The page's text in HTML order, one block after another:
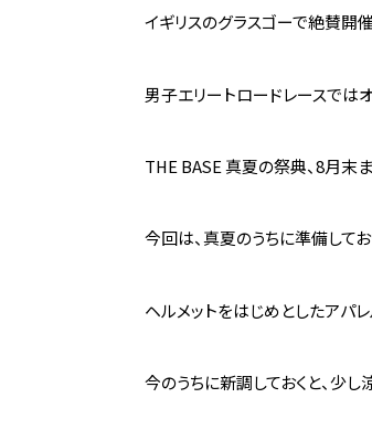
イギリスのグラスゴーで絶賛開
男子エリートロードレースでは
THE BASE 真夏の祭典、8月末
今回は、真夏のうちに準備して
ヘルメットをはじめとしたアパ
今のうちに新調しておくと、少し